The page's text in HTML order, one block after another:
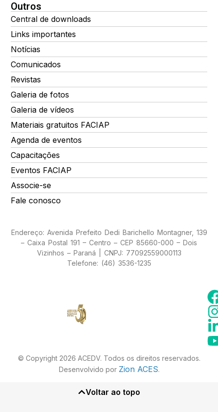
Outros
Central de downloads
Links importantes
Notícias
Comunicados
Revistas
Galeria de fotos
Galeria de vídeos
Materiais gratuitos FACIAP
Agenda de eventos
Capacitações
Eventos FACIAP
Associe-se
Fale conosco
Endereço: Avenida Prefeito Dedi Barichello Montagner, 139
– Caixa Postal 191 – Centro – CEP 85660-000 – Dois
Vizinhos – Paraná | CNPJ: 77092559000113
Telefone: (46) 3536-1235
© Copyright 2026 ACEDV. Todos os direitos reservados.
Desenvolvido por Zion ACES.
Voltar ao topo